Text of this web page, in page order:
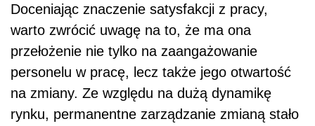
Doceniając znaczenie satysfakcji z pracy,
warto zwrócić uwagę na to, że ma ona
przełożenie nie tylko na zaangażowanie
personelu w pracę, lecz także jego otwartość
na zmiany. Ze względu na dużą dynamikę
rynku, permanentne zarządzanie zmianą stało